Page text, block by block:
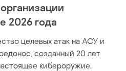
2026 года
целевых атак на АСУ и
созданный 20 лет
кибероружие.